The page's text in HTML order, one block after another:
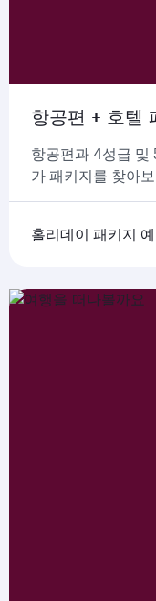
항공편 + 호텔
항공편과 4성급 및
가 패키지를 찾아
홀리데이 패키지